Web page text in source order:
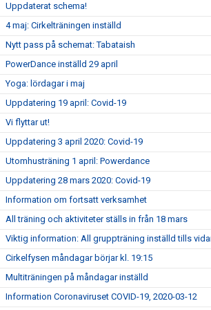
Uppdaterat schema!
4 maj: Cirkelträningen inställd
Nytt pass på schemat: Tabataish
PowerDance inställd 29 april
Yoga: lördagar i maj
Uppdatering 19 april: Covid-19
Vi flyttar ut!
Uppdatering 3 april 2020: Covid-19
Utomhusträning 1 april: Powerdance
Uppdatering 28 mars 2020: Covid-19
Information om fortsatt verksamhet
All träning och aktiviteter ställs in från 18 mars
Viktig information: All gruppträning inställd tills
Cirkelfysen måndagar börjar kl. 19:15
Multiträningen på måndagar inställd
Information Coronaviruset COVID-19, 2020-03-12